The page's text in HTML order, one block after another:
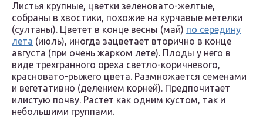
Листья крупные, цветки зеленовато-желтые,
собраны в хвостики, похожие на курчавые метелки
(султаны). Цветет в конце весны (май) по середину
лета (июль), иногда зацветает вторично в конце
августа (при очень жарком лете). Плоды у него в
виде трехгранного ореха светло-коричневого,
красновато-рыжего цвета. Размножается семенами
и вегетативно (делением корней). Предпочитает
илистую почву. Растет как одним кустом, так и
небольшими группами.